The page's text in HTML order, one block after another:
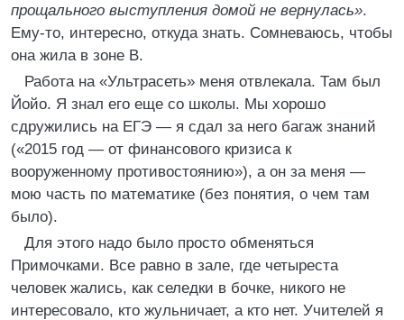
прощального выступления домой не вернулась».
Ему-то, интересно, откуда знать. Сомневаюсь, чтобы
она жила в зоне В.
Работа на «Ультрасеть» меня отвлекала. Там был
Йойо. Я знал его еще со школы. Мы хорошо
сдружились на ЕГЭ — я сдал за него багаж знаний
(«2015 год — от финансового кризиса к
вооруженному противостоянию»), а он за меня —
мою часть по математике (без понятия, о чем там
было).
Для этого надо было просто обменяться
Примочками. Все равно в зале, где четыреста
человек жались, как селедки в бочке, никого не
интересовало, кто жульничает, а кто нет. Учителей я